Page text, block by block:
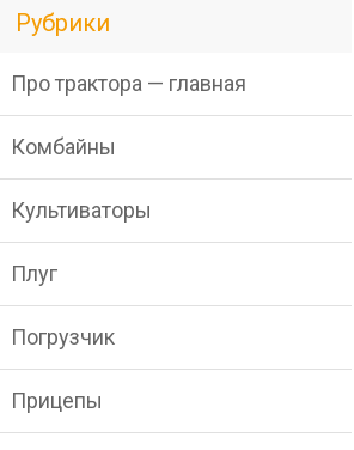
Рубрики
Про трактора — главная
Комбайны
Культиваторы
Плуг
Погрузчик
Прицепы